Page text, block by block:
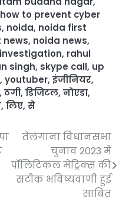
how to prevent cyber
, noida, noida first
, noida news,
, rahul
singh, skype call, up
, youtuber, इंजीनियर,
, ठगी, डिजिटल, नोएडा,
, लिए, से
तेलंगाना विधानसभा
चुनाव 2023 में
पॉलिटिकल मेट्रिक्स की
सटीक भविष्यवाणी हुई
साबित